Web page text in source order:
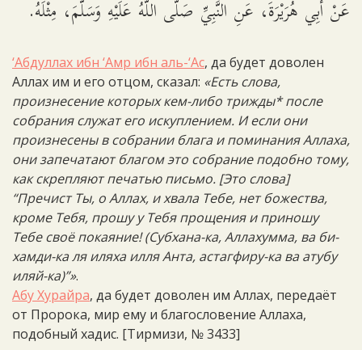
عَنْ أَبِي هُرَيْرَةَ، عَنِ النَّبِيِّ صَلَّى اللَّهُ عَلَيْهِ وَسَلَّمَ، مِثْلَهُ.
‘Абдуллах ибн ‘Амр ибн аль-‘Ас, да будет доволен
Аллах им и его отцом, сказал: «Есть слова,
произнесение которых кем-либо трижды* после
собрания служат его искуплением. И если они
произнесены в собрании блага и поминания Аллаха,
они запечатают благом это собрание подобно тому,
как скрепляют печатью письмо. [Это слова]
“Пречист Ты, о Аллах, и хвала Тебе, нет божества,
кроме Тебя, прошу у Тебя прощения и приношу
Тебе своё покаяние! (Субхана-ка, Аллахумма, ва би-
хамди-ка ля иляха илля Анта, астагфиру-ка ва атубу
иляй-ка)”».
Абу Хурайра, да будет доволен им Аллах, передаёт
от Пророка, мир ему и благословение Аллаха,
подобный хадис. [Тирмизи, № 3433]